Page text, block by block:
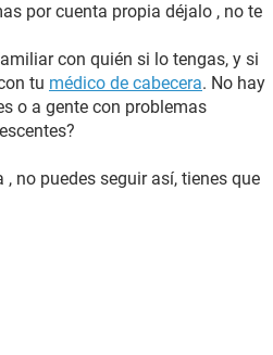
por cuenta propia déjalo , no te
con quién si lo tengas, y si
tu médico de cabecera. No hay
o a gente con problemas
no puedes seguir así, tienes que